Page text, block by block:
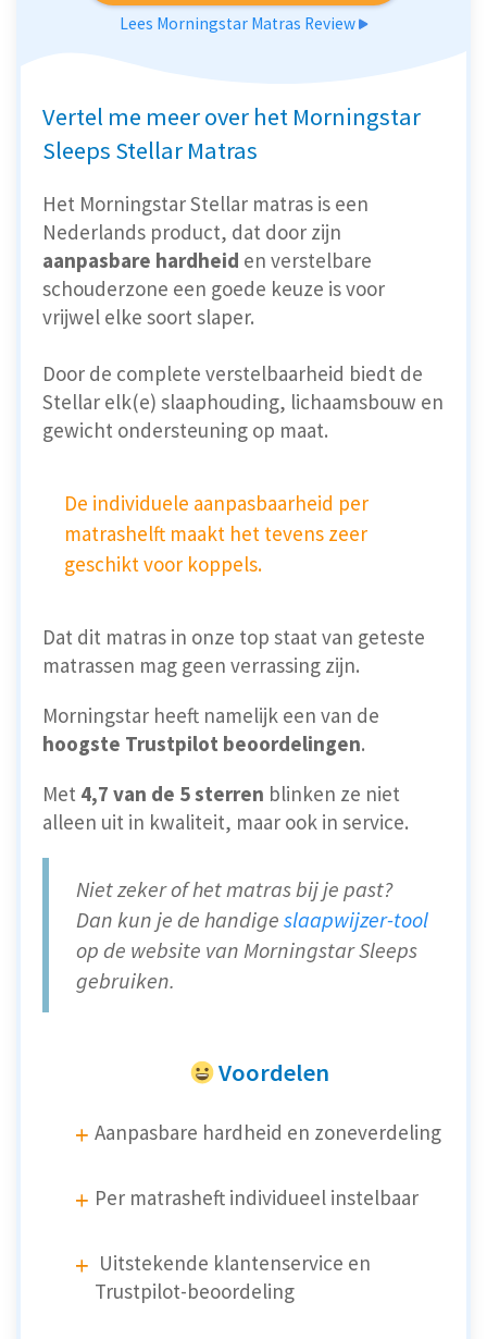
Lees Morningstar Matras Review
Vertel me meer over het Morningstar
Sleeps Stellar Matras
Het Morningstar Stellar matras is een
Nederlands product, dat door zijn
aanpasbare hardheid en verstelbare
schouderzone een goede keuze is voor
vrijwel elke soort slaper.
Door de complete verstelbaarheid biedt de
Stellar elk(e) slaaphouding, lichaamsbouw en
gewicht ondersteuning op maat.
De individuele aanpasbaarheid per
matrashelft maakt het tevens zeer
geschikt voor koppels.
Dat dit matras in onze top staat van geteste
matrassen mag geen verrassing zijn.
Morningstar heeft namelijk een van de
hoogste Trustpilot beoordelingen.
Met 4,7 van de 5 sterren blinken ze niet
alleen uit in kwaliteit, maar ook in service.
Niet zeker of het matras bij je past?
Dan kun je de handige slaapwijzer-tool
op de website van Morningstar Sleeps
gebruiken.
Voordelen
Aanpasbare hardheid en zoneverdeling
Per matrasheft individueel instelbaar
Uitstekende klantenservice en
Trustpilot-beoordeling